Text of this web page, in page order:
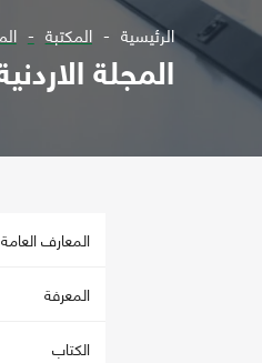
الرئيسية المكتبة
المجلة
المعارف العامة
المعرفة
الكتاب